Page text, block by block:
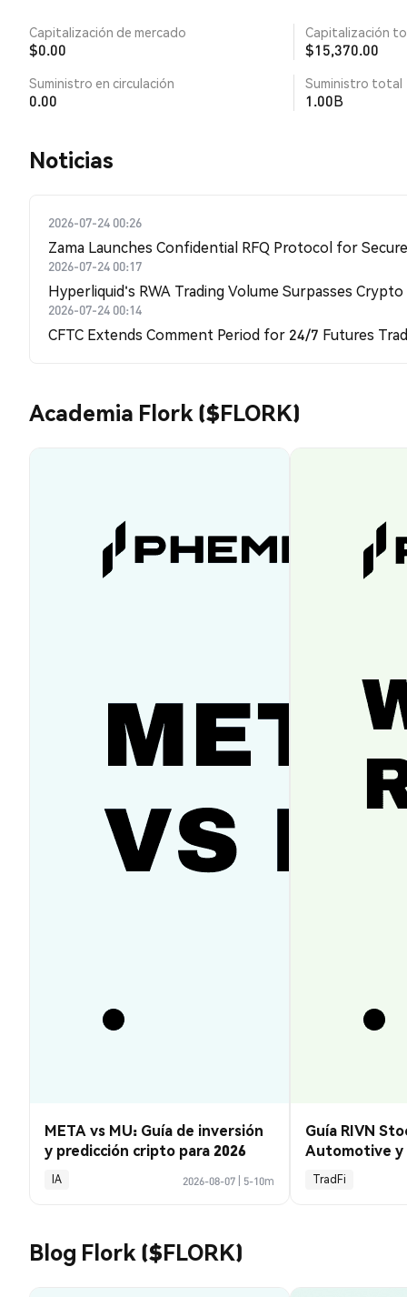
Capitalización de mercado
$0.00
Capitalización
$15,370.00
Suministro en circulación
0.00
Suministro total
1.00B
Noticias
2026-07-24 00:26
Zama Launches Confidential RFQ Protocol for
2026-07-24 00:17
Hyperliquid's RWA Trading Volume Surpasses
2026-07-24 00:14
CFTC Extends Comment Period for 24/7 Futures
Academia Flork ($FLORK)
META vs MU: Guía de inversión
y predicción cripto para 2026
IA 2026-08-07 5-10m
Guía RIVN
Automotive y
TradFi
Blog Flork ($FLORK)